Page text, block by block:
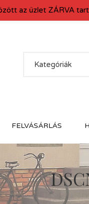
Kategóriák
FELVÁSÁRLÁS
az üzlet ZÁRVA